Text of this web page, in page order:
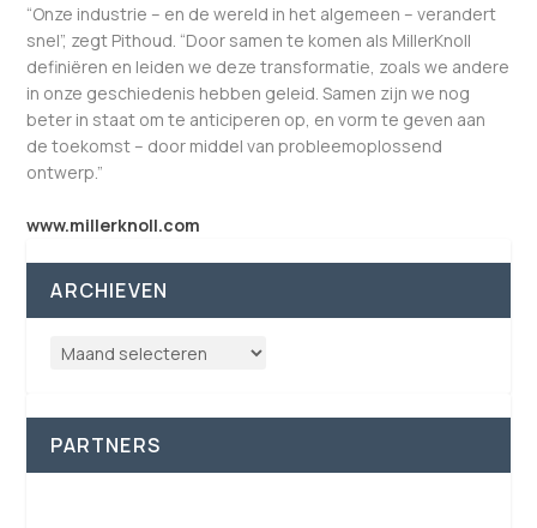
“Onze industrie – en de wereld in het algemeen – verandert
snel”, zegt Pithoud. “Door samen te komen als MillerKnoll
definiëren en leiden we deze transformatie, zoals we andere
in onze geschiedenis hebben geleid. Samen zijn we nog
beter in staat om te anticiperen op, en vorm te geven aan
de toekomst – door middel van probleemoplossend
ontwerp.”
www.millerknoll.com
ARCHIEVEN
PARTNERS